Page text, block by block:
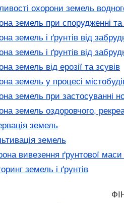
охорони земель
земель при спорудженні та
земель і ґрунтів від
земель і ґрунтів від
земель від ерозії та зсувів
земель у процесі
земель при застосуванні
земель оздоровчого,
земель
земель
вивезення ґрунтової маси
земель і ґрунтів